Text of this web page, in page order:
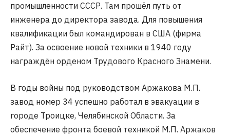
промышленности СССР. Там прошёл путь от
инженера до директора завода. Для повышения
квалификации был командирован в США (фирма
Райт). За освоение новой техники в 1940 году
награждён орденом Трудового Красного Знамени.
В годы войны под руководством Аржакова М.П.
завод номер 34 успешно работал в эвакуации в
городе Троицке, Челябинской Области. За
обеспечение фронта боевой техникой М.П. Аржаков